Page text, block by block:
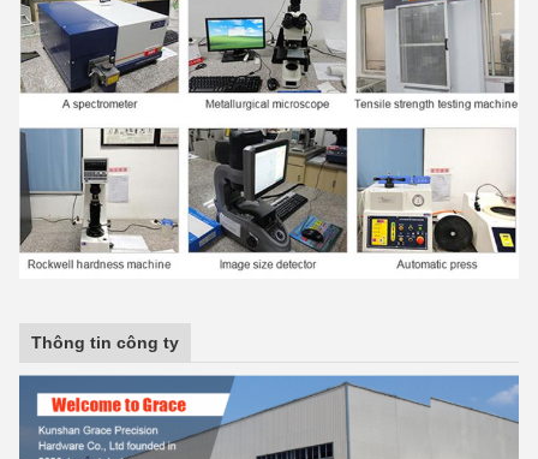
Thông tin công ty